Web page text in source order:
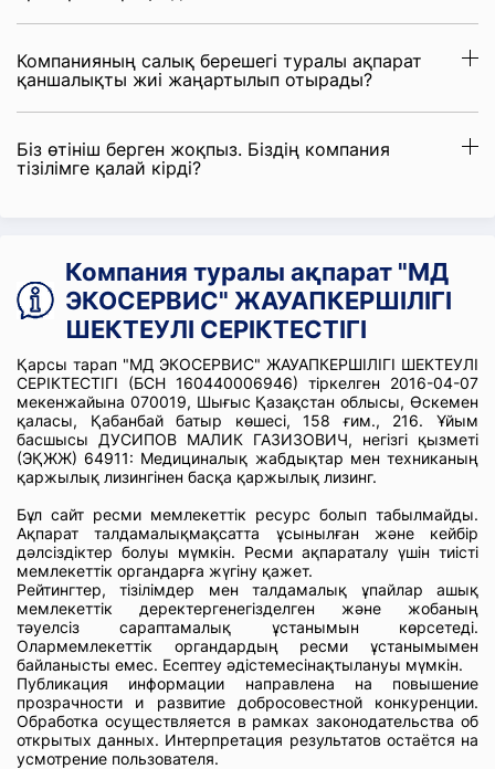
Компанияның салық берешегі туралы ақпарат
қаншалықты жиі жаңартылып отырады?
Біз өтініш берген жоқпыз. Біздің компания
тізілімге қалай кірді?
Компания туралы ақпарат "МД
ЭКОСЕРВИС" ЖАУАПКЕРШІЛІГІ
ШЕКТЕУЛІ СЕРІКТЕСТІГІ
Қарсы тарап "МД ЭКОСЕРВИС" ЖАУАПКЕРШІЛІГІ ШЕКТЕУЛІ
СЕРІКТЕСТІГІ (БСН 160440006946) тіркелген 2016-04-07
мекенжайына 070019, Шығыс Қазақстан облысы, Өскемен
қаласы, Қабанбай батыр көшесі, 158 ғим., 216. Ұйым
басшысы ДУСИПОВ МАЛИК ГАЗИЗОВИЧ, негізгі қызметі
(ЭҚЖЖ) 64911: Медициналық жабдықтар мен техниканың
қаржылық лизингінен басқа қаржылық лизинг.
Бұл сайт ресми мемлекеттік ресурс болып табылмайды.
Ақпарат талдамалықмақсатта ұсынылған және кейбір
дәлсіздіктер болуы мүмкін. Ресми ақпараталу үшін тиісті
мемлекеттік органдарға жүгіну қажет.
Рейтингтер, тізілімдер мен талдамалық ұпайлар ашық
мемлекеттік деректергенегізделген және жобаның
тәуелсіз сараптамалық ұстанымын көрсетеді.
Олармемлекеттік органдардың ресми ұстанымымен
байланысты емес. Есептеу әдістемесінақтылануы мүмкін.
Публикация информации направлена на повышение
прозрачности и развитие добросовестной конкуренции.
Обработка осуществляется в рамках законодательства об
открытых данных. Интерпретация результатов остаётся на
усмотрение пользователя.